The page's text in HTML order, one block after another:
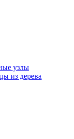
узлы
из дерева